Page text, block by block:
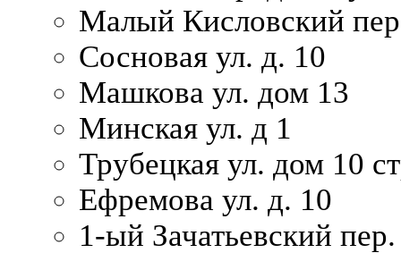
Малый Кисловский
Сосновая ул. д. 10
Машкова ул. дом 13
Минская ул. д 1
Трубецкая ул. дом 10
Ефремова ул. д. 10
1-ый Зачатьевский